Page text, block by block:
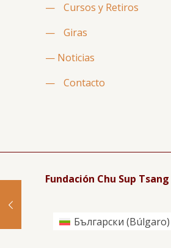
—
Cursos y Retiros
—
Giras
— Noticias
—
Contacto
Fundación Chu Sup
Български (Búlgaro)